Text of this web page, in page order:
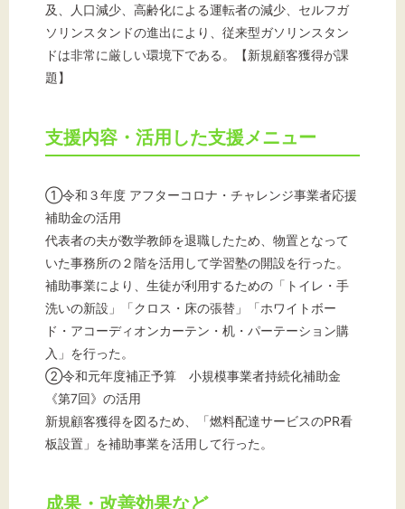
及、人口減少、高齢化による運転者の減少、セルフガ
ソリンスタンドの進出により、従来型ガソリンスタン
ドは非常に厳しい環境下である。【新規顧客獲得が課
題】
支援内容・活用した支援メニュー
①令和３年度 アフターコロナ・チャレンジ事業者応援
補助金の活用
代表者の夫が数学教師を退職したため、物置となって
いた事務所の２階を活用して学習塾の開設を行った。
補助事業により、生徒が利用するための「トイレ・手
洗いの新設」「クロス・床の張替」「ホワイトボー
ド・アコーディオンカーテン・机・パーテーション購
入」を行った。
②令和元年度補正予算 小規模事業者持続化補助金
《第7回》の活用
新規顧客獲得を図るため、「燃料配達サービスのPR看
板設置」を補助事業を活用して行った。
成果・改善効果など